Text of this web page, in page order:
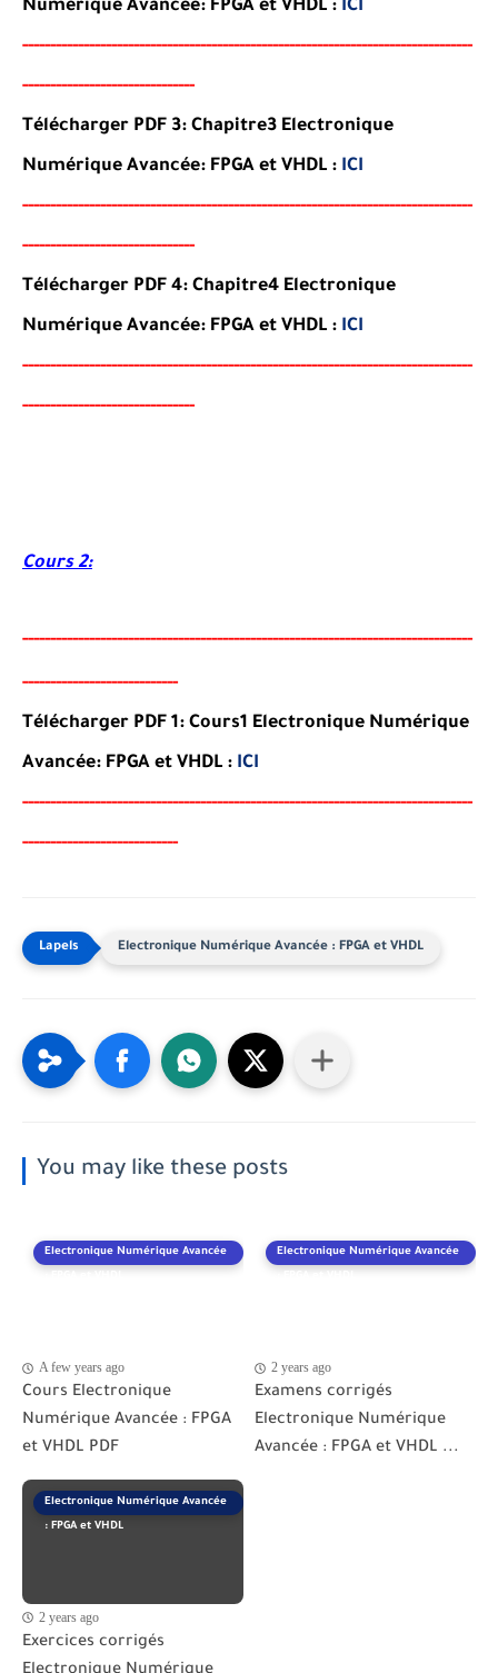
Numérique Avancée: FPGA et VHDL : ICI
---------------------------------------------------------------------------------
-------------------------------
Télécharger PDF 3: Chapitre3 Electronique
Numérique Avancée: FPGA et VHDL : ICI
---------------------------------------------------------------------------------
-------------------------------
Télécharger PDF 4: Chapitre4 Electronique
Numérique Avancée: FPGA et VHDL : ICI
---------------------------------------------------------------------------------
-------------------------------
Cours 2:
---------------------------------------------------------------------------------
----------------------------
Télécharger PDF 1: Cours1 Electronique Numérique
Avancée: FPGA et VHDL : ICI
---------------------------------------------------------------------------------
----------------------------
Electronique Numérique Avancée : FPGA et VHDL
You may like these posts
Electronique Numérique Avancée
A few years ago
Cours Electronique
Numérique Avancée : FPGA
et VHDL PDF
Electronique Numérique Avancée
2 years ago
Examens corrigés
Electronique Numérique
Avancée : FPGA et VHDL ...
Electronique Numérique Avancée
: FPGA et VHDL
2 years ago
Exercices corrigés